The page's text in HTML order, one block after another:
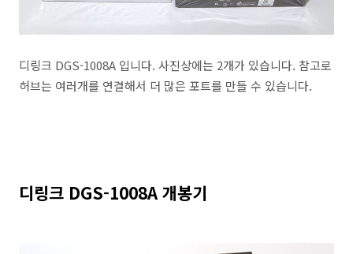
디링크 DGS-1008A 입니다. 사진상에는 2개가 있습니다. 참고로
허브는 여러개를 연결해서 더 많은 포트를 만들 수 있습니다.
디링크 DGS-1008A 개봉기